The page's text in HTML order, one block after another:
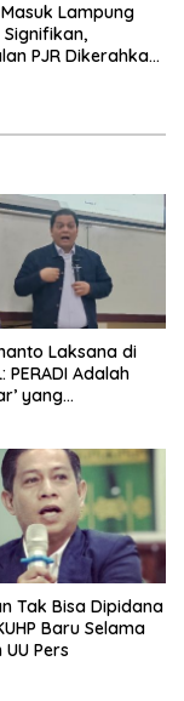
Lampung
PJR Dikerahkan,
Laksana di
PERADI Adalah
yang
Tak Bisa Dipidana
Baru Selama
Pers